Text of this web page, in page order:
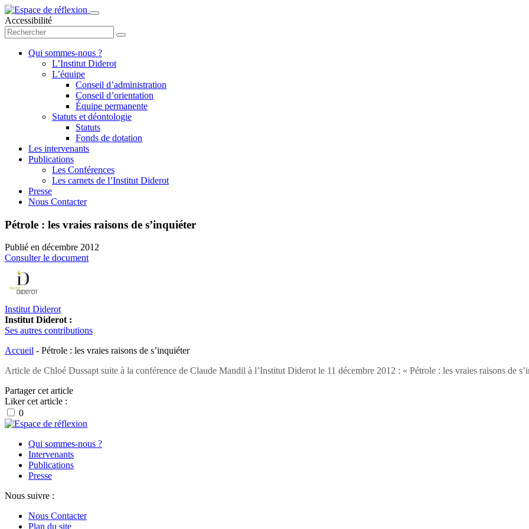
Accessibilité
Qui sommes-nous ?
L’Institut Diderot
L’équipe
Conseil d’administration
Conseil d’orientation
Équipe permanente
Statuts et déontologie
Statuts
Fonds de dotation
Les intervenants
Publications
Les Conférences
Les carnets de l’Institut Diderot
Presse
Nous Contacter
Pétrole : les vraies raisons de s’inquiéter
Publié en décembre 2012
Consulter le document
Institut Diderot
Institut Diderot :
Ses autres contributions
Accueil - Pétrole : les vraies raisons de s’inquiéter
Article de Chloé Dussapt suite à la conférence de Claude Mandil à l’Institut Diderot le 11 décembre 2012 : « Pétrole : les vraies raisons de
Partager cet article
Liker cet article :
0
Qui sommes-nous ?
Intervenants
Publications
Presse
Nous suivre :
Nous Contacter
Plan du site